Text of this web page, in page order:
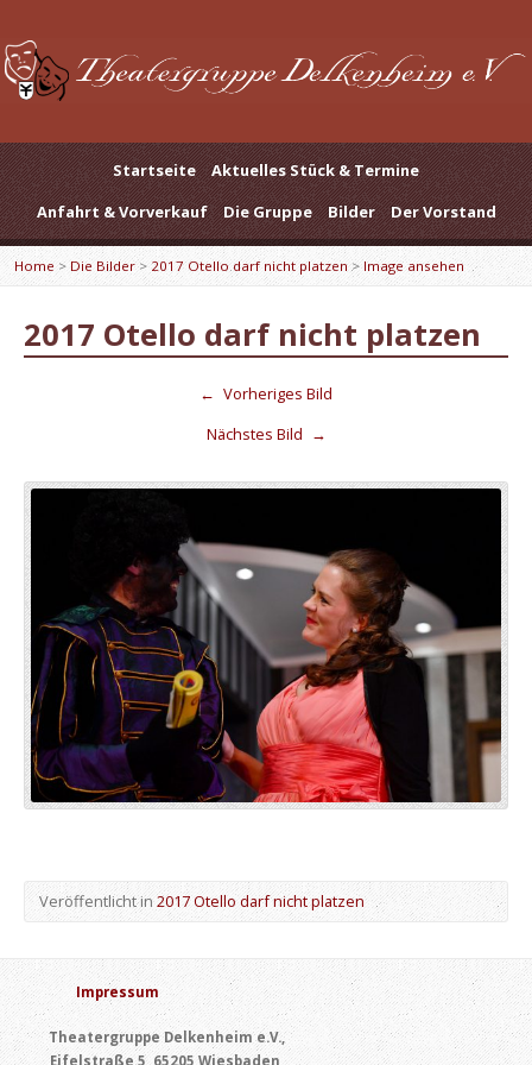
Startseite
Aktuelles Stück & Termine
Anfahrt & Vorverkauf
Die Gruppe Bilder Der Vorstand
Home > Die Bilder> 2017 Otello darf nicht platzen >Image ansehen
2017 Otello darf nicht platzen
← Vorheriges Bild
Nächstes Bild →
Veröffentlicht in2017 Otello darf nicht platzen
Impressum
Theatergruppe Delkenheim e.V.,
Eifelstraße 5, 65205 Wiesbaden,